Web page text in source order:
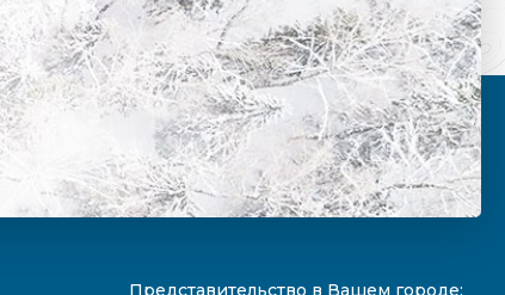
Представительство в Вашем городе: